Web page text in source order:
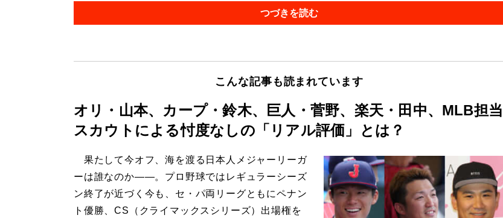
つづきを読む
こんな記事も読まれています
オリ・山本、カープ・鈴木、巨人・菅野、楽天・田中、MLB担当
スカウトによる忖度なしの「リアル評価」とは？
果たして今オフ、海を渡る日本人メジャーリーガ
ーは誰なのか――。プロ野球ではレギュラーシーズ
ン終了が近づく今も、セ・パ両リーグともにペナン
ト優勝、CS（クライマックスシリーズ）出場権を